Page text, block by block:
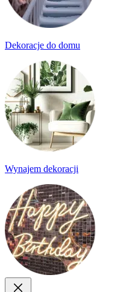
Dekoracje do domu
Wynajem dekoracji